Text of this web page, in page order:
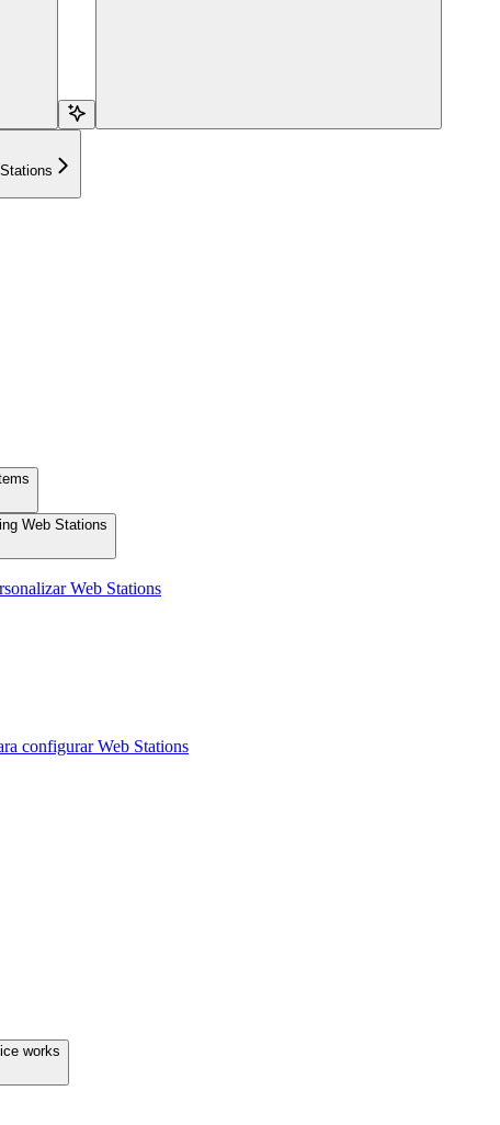
Web Stations
Web Stations
configurar Web Stations
works